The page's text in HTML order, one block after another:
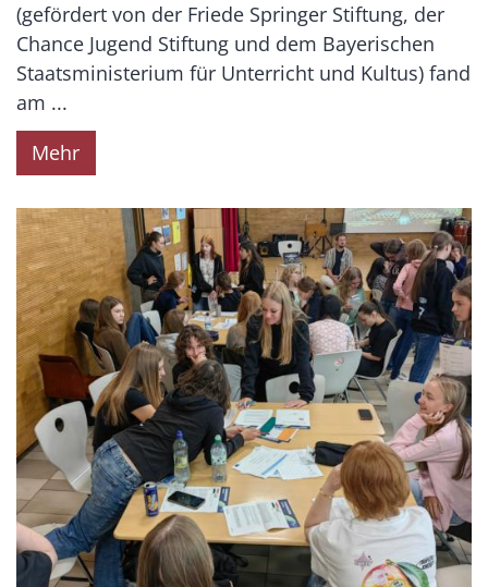
(gefördert von der Friede Springer Stiftung, der
Chance Jugend Stiftung und dem Bayerischen
Staatsministerium für Unterricht und Kultus) fand
am ...
Mehr